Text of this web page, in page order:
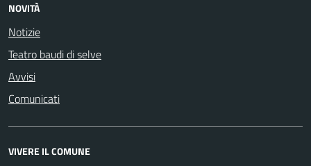
NOVITÀ
Notizie
Teatro baudi di selve
Avvisi
Comunicati
VIVERE IL COMUNE